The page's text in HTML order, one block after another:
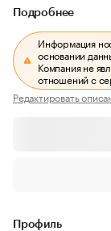
Подробнее
Информация
основании
Компания не
отношений с
Редактировать
Профиль